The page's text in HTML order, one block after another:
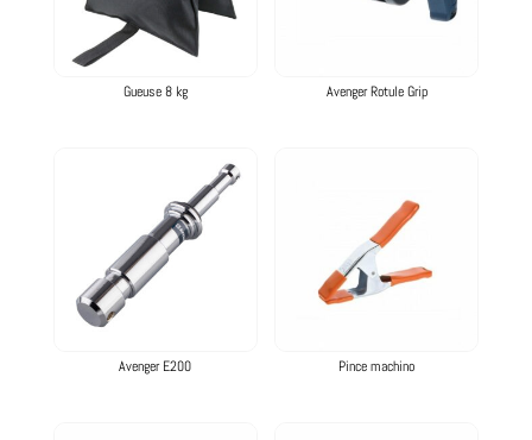
Gueuse 8 kg Avenger Rotule Grip
Avenger E200 Pince machino